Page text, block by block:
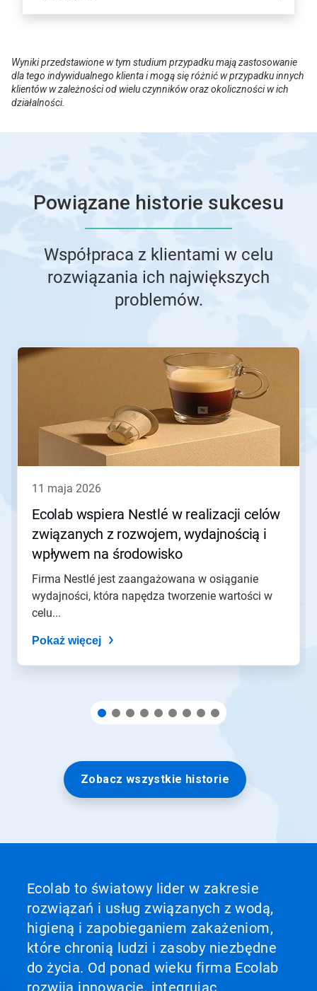
Wyniki przedstawione w tym studium przypadku mają zastosowanie
dla tego indywidualnego klienta i mogą się różnić w przypadku innych
klientów w zależności od wielu czynników oraz okoliczności w ich
działalności.
Powiązane historie sukcesu
Współpraca z klientami w celu
rozwiązania ich największych
problemów.
To
karuzela.
Poprzedni
lub
pomocą
slajdu.
11 maja 2026
Ecolab wspiera Nestlé w realizacji celów
związanych z rozwojem, wydajnością i
wpływem na środowisko
Firma Nestlé jest zaangażowana w osiąganie
wydajności, która napędza tworzenie wartości w
celu...
Pokaż więcej
Zobacz wszystkie historie
Ecolab to światowy lider w zakresie
rozwiązań i usług związanych z wodą,
higieną i zapobieganiem zakażeniom,
które chronią ludzi i zasoby niezbędne
do życia. Od ponad wieku firma Ecolab
rozwija innowacje, integrując